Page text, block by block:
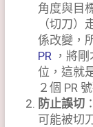
角度與目
（切刀
係改變，
PR，將剛
位，這就
２個 PR
防止誤切
可能被切